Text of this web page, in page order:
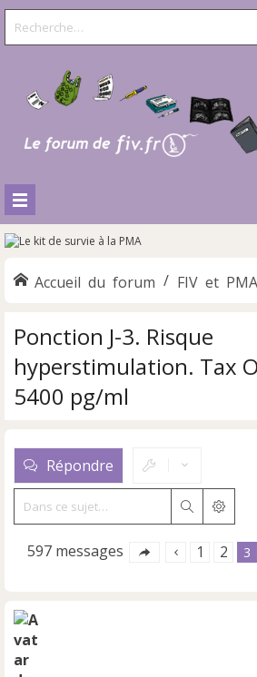
Accueil du forum FIV et PMA
Ponction J-3. Risque
hyperstimulation. Tax
5400 pg/ml
Répondre
Rechercher
597 messages 1 2 3